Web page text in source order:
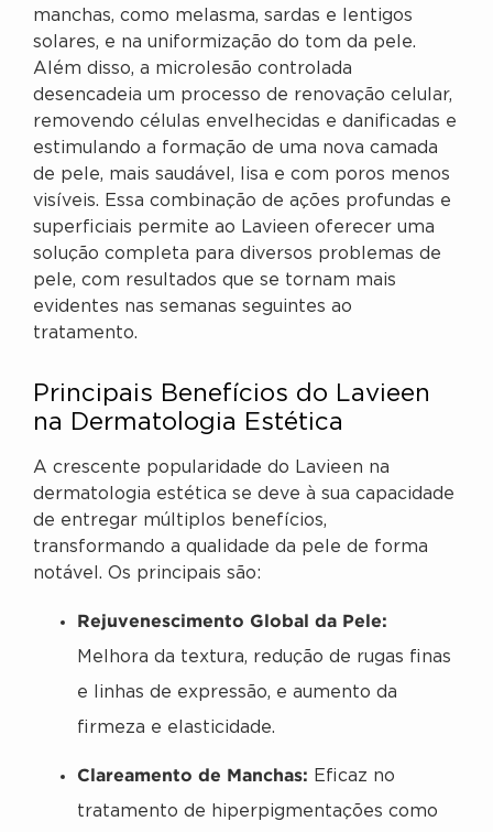
manchas, como melasma, sardas e lentigos
solares, e na uniformização do tom da pele.
Além disso, a microlesão controlada
desencadeia um processo de renovação celular,
removendo células envelhecidas e danificadas e
estimulando a formação de uma nova camada
de pele, mais saudável, lisa e com poros menos
visíveis. Essa combinação de ações profundas e
superficiais permite ao Lavieen oferecer uma
solução completa para diversos problemas de
pele, com resultados que se tornam mais
evidentes nas semanas seguintes ao
tratamento.
Principais Benefícios do Lavieen
na Dermatologia Estética
A crescente popularidade do Lavieen na
dermatologia estética se deve à sua capacidade
de entregar múltiplos benefícios,
transformando a qualidade da pele de forma
notável. Os principais são:
Rejuvenescimento Global da Pele:
Melhora da textura, redução de rugas finas
e linhas de expressão, e aumento da
firmeza e elasticidade.
Clareamento de Manchas: Eficaz no
tratamento de hiperpigmentações como